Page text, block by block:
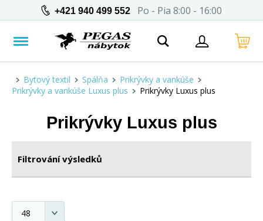
+421 940 499 552 Po - Pia 8:00 - 16:00
Bytový textil Spálňa
Prikrývky a vankúše
Prikrývky a vankúše Luxus plus
Prikrývky Luxus plus
Prikrývky Luxus plus
Filtrování výsledků